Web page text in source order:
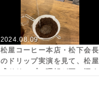
2024.08.09
松屋コーヒー本店・松下会長
のドリップ実演を見て、松屋
式ドリップの理解が更に深ま